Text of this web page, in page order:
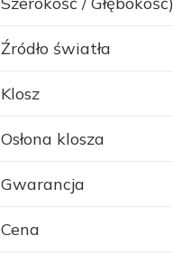
Źródło światła
Klosz
Osłona klosza
Gwarancja
Cena